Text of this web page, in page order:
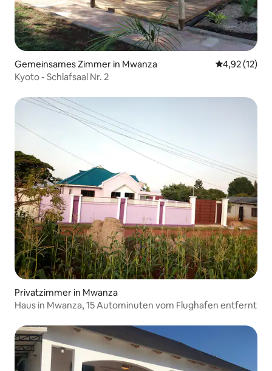
Gemeinsames Zimmer in Mwanza
4,92 (12)
Kyoto - Schlafsaal Nr. 2
Privatzimmer in Mwanza
Haus in Mwanza, 15 Autominuten vom Flughafen entfernt